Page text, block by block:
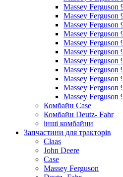
Massey Ferguson
Massey Ferguson
Massey Ferguson
Massey Ferguson
Massey Ferguson
Massey Ferguson
Massey Ferguson
Massey Ferguson
Massey Ferguson
Massey Ferguson
Massey Ferguson
Комбайн Case
Комбайн Deutz- Fahr
інші комбайни
Запчастини для тракторів
Claas
John Deere
Case
Massey Ferguson